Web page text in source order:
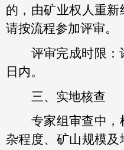
的，由矿业权人重
请按流程参加评审。
评审完成时限：
日内。
三、实地核查
专家组审查中，
杂程度、矿山规模